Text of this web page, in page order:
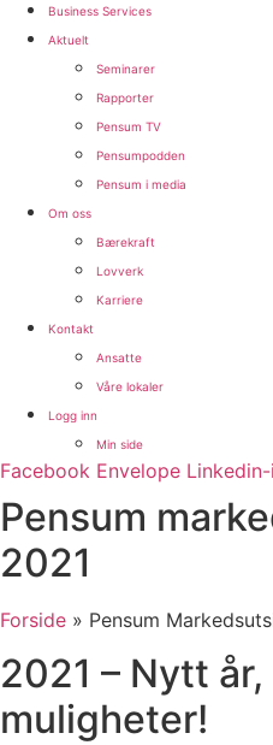
Business Services
Aktuelt
Seminarer
Rapporter
Pensum TV
Pensumpodden
Pensum i media
Om oss
Bærekraft
Lovverk
Karriere
Kontakt
Ansatte
Våre lokaler
Logg inn
Min side
Facebook Envelope
Pensum
2021
Forside » Pensum
2021 – Nytt år,
muligheter!